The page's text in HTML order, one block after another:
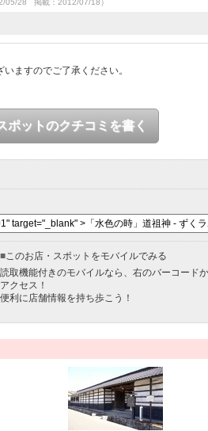
05/28 掲載：2012/07/18）
ますのでご了承ください。
ポットのクチコミを書く
■このお店・スポットをモバイルでみる
読取機能付きのモバイルなら、右のバーコード
アクセス！
便利に店舗情報を持ち歩こう！